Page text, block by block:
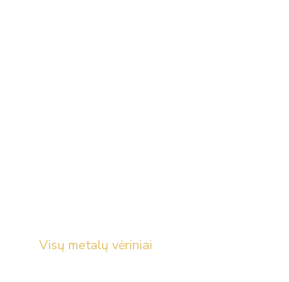
Visų metalų vėriniai